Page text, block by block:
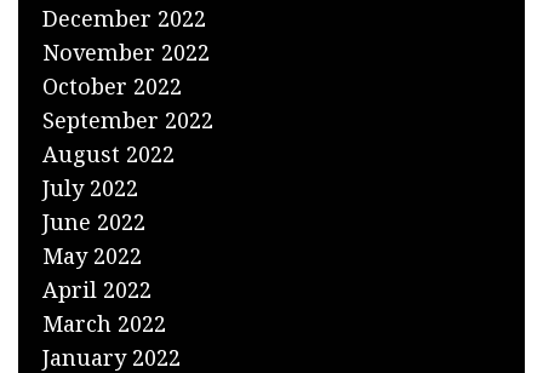
December 2022
November 2022
October 2022
September 2022
August 2022
July 2022
June 2022
May 2022
April 2022
March 2022
January 2022